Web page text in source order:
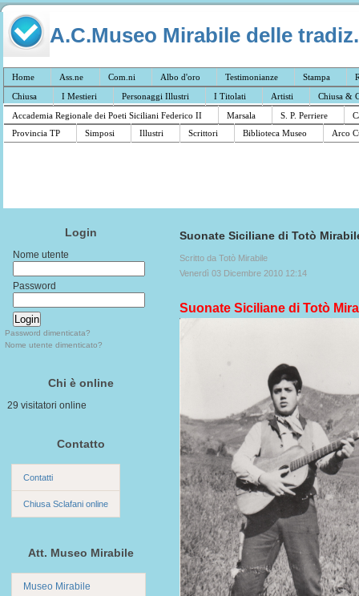
A.C.Museo Mirabile delle
Home Ass.ne Com.ni Albo d'oro Testimonianze Stampa
Chiusa
I Mestieri Personaggi Illustri I Titolati Artisti
Chiusa &
Accademia Regionale dei Poeti Siciliani Federico II
Marsala S. P. Perriere
Provincia TP
Simposi Illustri Scrittori Biblioteca Museo Arco
Login
Nome utente
Password
Password dimenticata?
Nome utente dimenticato?
Chi è online
29 visitatori online
Contatto
Contatti
Chiusa Sclafani online
Att. Museo Mirabile
Museo Mirabile
Suonate Siciliane di Totò
Scritto da Totò Mirabile
Venerdì 03 Dicembre 2010 12:14
Suonate Siciliane di Totò